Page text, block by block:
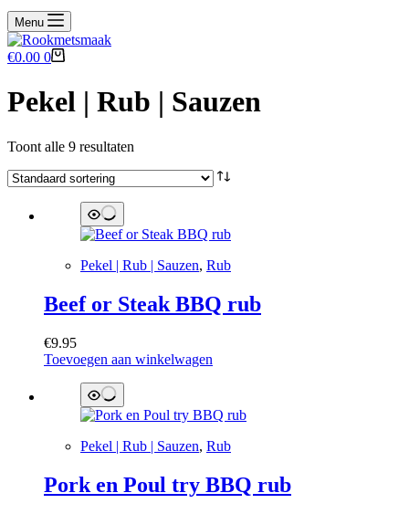
Menu
Winkelwagen
€0.00 0
Pekel | Rub | Sauzen
Toont alle 9 resultaten
Pekel | Rub | Sauzen, Rub
Beef or Steak BBQ rub
€9.95
Toevoegen aan winkelwagen
Pekel | Rub | Sauzen, Rub
Pork en Poul try BBQ rub